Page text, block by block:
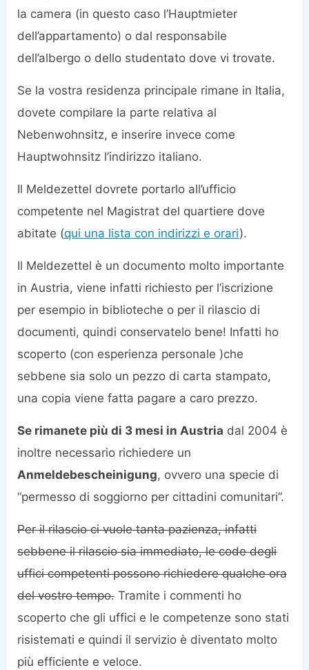
la camera (in questo caso l’Hauptmieter
dell’appartamento) o dal responsabile
dell’albergo o dello studentato dove vi trovate.
Se la vostra residenza principale rimane in Italia,
dovete compilare la parte relativa al
Nebenwohnsitz, e inserire invece come
Hauptwohnsitz l’indirizzo italiano.
Il Meldezettel dovrete portarlo all’ufficio
competente nel Magistrat del quartiere dove
abitate (qui una lista con indirizzi e orari).
Il Meldezettel è un documento molto importante
in Austria, viene infatti richiesto per l’iscrizione
per esempio in biblioteche o per il rilascio di
documenti, quindi conservatelo bene! Infatti ho
scoperto (con esperienza personale )che
sebbene sia solo un pezzo di carta stampato,
una copia viene fatta pagare a caro prezzo.
Se rimanete più di 3 mesi in Austria dal 2004 è
inoltre necessario richiedere un
Anmeldebescheinigung, ovvero una specie di
“permesso di soggiorno per cittadini comunitari”.
Per il rilascio ci vuole tanta pazienza, infatti
sebbene il rilascio sia immediato, le code degli
uffici competenti possono richiedere qualche ora
del vostro tempo. Tramite i commenti ho
scoperto che gli uffici e le competenze sono stati
risistemati e quindi il servizio è diventato molto
più efficiente e veloce.